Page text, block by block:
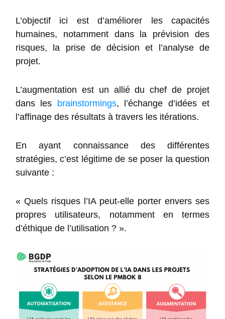
L’objectif ici est d’améliorer les capacités
humaines, notamment dans la prévision des
risques, la prise de décision et l’analyse de
projet.
L’augmentation est un allié du chef de projet
dans les
brainstormings, l’échange d’idées et
l’affinage des résultats à travers les itérations.
En ayant connaissance des différentes
stratégies, c’est légitime de se poser la question
suivante :
« Quels risques l’IA peut-elle porter envers ses
propres utilisateurs, notamment en termes
d’éthique de l’utilisation ? ».